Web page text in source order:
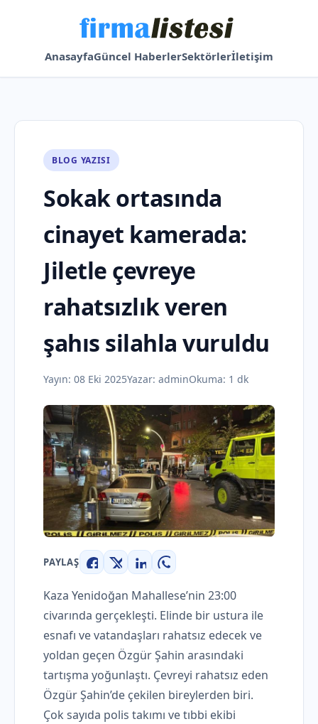
AnasayfaGüncel HaberlerSektörlerİletişim
BLOG YAZISI
Sokak ortasında
cinayet kamerada:
Jiletle çevreye
rahatsızlık veren
şahıs silahla vuruldu
Yayın: 08 Eki 2025Yazar: adminOkuma: 1 dk
PAYLAŞ
Facebook
X LinkedInWhatsApp
Kaza Yenidoğan Mahallese’nin 23:00
civarında gerçekleşti. Elinde bir ustura ile
esnafı ve vatandaşları rahatsız edecek ve
yoldan geçen Özgür Şahin arasındaki
tartışma yoğunlaştı. Çevreyi rahatsız eden
Özgür Şahin’de çekilen bireylerden biri.
Çok sayıda polis takımı ve tıbbi ekibi